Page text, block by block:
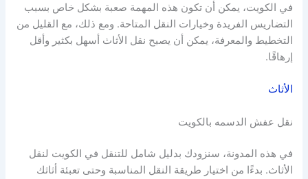
في الكويت، يمكن أن تكون هذه المهمة صعبة بشكل خاص بسبب
التضاريس الفريدة وخيارات النقل المتاحة. ومع ذلك، مع القليل من
التخطيط والمعرفة، يمكن أن يصبح نقل الأثاث أسهل بكثير وأقل
إرهاقًا.
الأثاث
نقل عفش الدسمه بالكويت
في هذه المدونة، سنزودك بدليل شامل للتنقل في الكويت لنقل
الأثاث. بدءًا من اختيار طريقة النقل المناسبة وحتى تعبئة أثاثك